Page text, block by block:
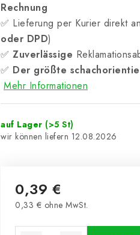
Rechnung
✅ Lieferung per Kurier direkt
oder DPD)
✅ Zuverlässige
✅ Der größte
Mehr Informationen
auf Lager (>5 St)
12.08.2026
0,39 €
0,33 € ohne MwSt.